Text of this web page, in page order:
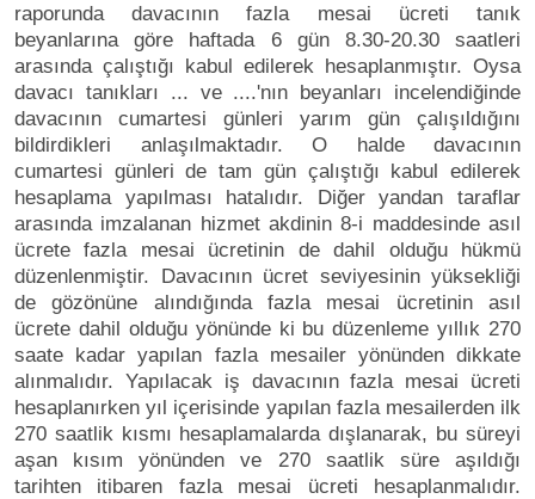
raporunda davacının fazla mesai ücreti tanık
beyanlarına göre haftada 6 gün 8.30-20.30 saatleri
arasında çalıştığı kabul edilerek hesaplanmıştır. Oysa
davacı tanıkları ... ve ....'nın beyanları incelendiğinde
davacının cumartesi günleri yarım gün çalışıldığını
bildirdikleri anlaşılmaktadır. O halde davacının
cumartesi günleri de tam gün çalıştığı kabul edilerek
hesaplama yapılması hatalıdır. Diğer yandan taraflar
arasında imzalanan hizmet akdinin 8-i maddesinde asıl
ücrete fazla mesai ücretinin de dahil olduğu hükmü
düzenlenmiştir. Davacının ücret seviyesinin yüksekliği
de gözönüne alındığında fazla mesai ücretinin asıl
ücrete dahil olduğu yönünde ki bu düzenleme yıllık 270
saate kadar yapılan fazla mesailer yönünden dikkate
alınmalıdır. Yapılacak iş davacının fazla mesai ücreti
hesaplanırken yıl içerisinde yapılan fazla mesailerden ilk
270 saatlik kısmı hesaplamalarda dışlanarak, bu süreyi
aşan kısım yönünden ve 270 saatlik süre aşıldığı
tarihten itibaren fazla mesai ücreti hesaplanmalıdır.